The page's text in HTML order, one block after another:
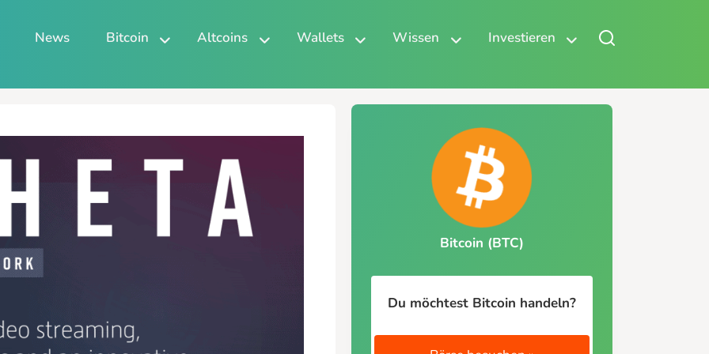
News Bitcoin Altcoins Wallets Wissen Investieren
Bitcoin (BTC)
Du möchtest Bitcoin handeln?